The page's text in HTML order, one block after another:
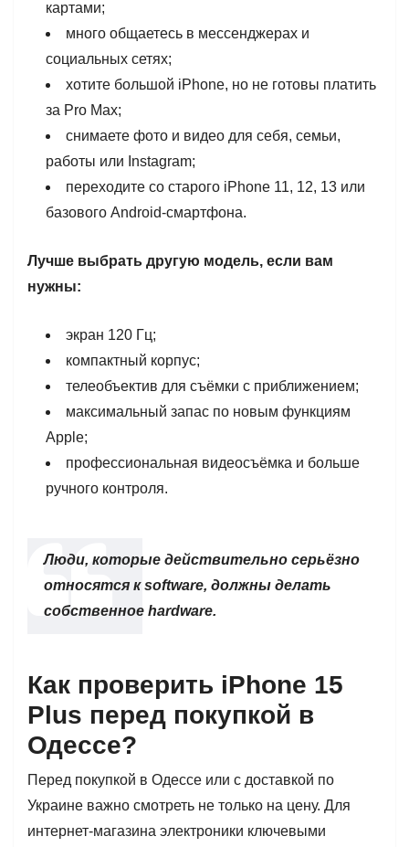
картами;
много общаетесь в мессенджерах и
социальных сетях;
хотите большой iPhone, но не готовы платить
за Pro Max;
снимаете фото и видео для себя, семьи,
работы или Instagram;
переходите со старого iPhone 11, 12, 13 или
базового Android-смартфона.
Лучше выбрать другую модель, если вам
нужны:
экран 120 Гц;
компактный корпус;
телеобъектив для съёмки с приближением;
максимальный запас по новым функциям
Apple;
профессиональная видеосъёмка и больше
ручного контроля.
Люди, которые действительно серьёзно
относятся к software, должны делать
собственное hardware.
Как проверить iPhone 15
Plus перед покупкой в
Одессе?
Перед покупкой в Одессе или с доставкой по
Украине важно смотреть не только на цену. Для
интернет-магазина электроники ключевыми